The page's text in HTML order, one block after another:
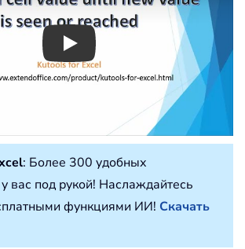
Play
: Более 300 удобных
вас под рукой! Наслаждайтесь
функциями ИИ! Скачать